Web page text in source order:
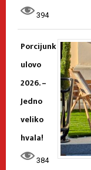
394
Porcijunk
ulovo
2026. –
Jedno
veliko
hvala!
384